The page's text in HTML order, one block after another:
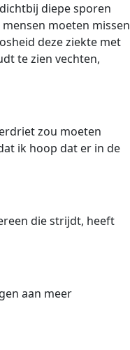
diepe sporen
moeten missen
deze ziekte met
te zien vechten,
zou moeten
ik hoop dat er in de
die strijdt, heeft
aan meer